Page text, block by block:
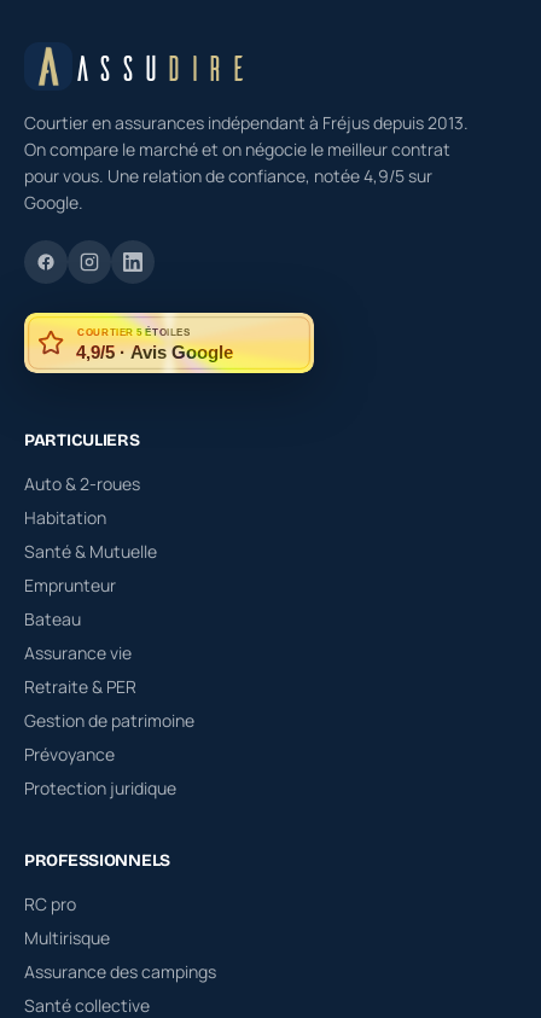
ASSU DIRE
Courtier en assurances indépendant à Fréjus depuis 2013.
On compare le marché et on négocie le meilleur contrat
pour vous. Une relation de confiance, notée 4,9/5 sur
Google.
COURTIER 5 ÉTOILES
4,9/5 · Avis Google
PARTICULIERS
Auto & 2-roues
Habitation
Santé & Mutuelle
Emprunteur
Bateau
Assurance vie
Retraite & PER
Gestion de patrimoine
Prévoyance
Protection juridique
PROFESSIONNELS
RC pro
Multirisque
Assurance des campings
Santé collective